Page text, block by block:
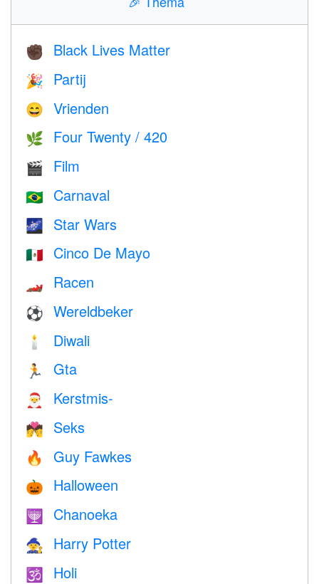
✊🏿 Black Lives Matter
🎉 Partij
😄 Vrienden
🌿 Four Twenty / 420
🎬 Film
🇧🇷 Carnaval
🌌 Star Wars
🇲🇽 Cinco De Mayo
🏎 Racen
⚽ Wereldbeker
🕯 Diwali
🏃 Gta
🎅 Kerstmis-
💏 Seks
🔥 Guy Fawkes
🎃 Halloween
🕎 Chanoeka
🧙 Harry Potter
🕉 Holi